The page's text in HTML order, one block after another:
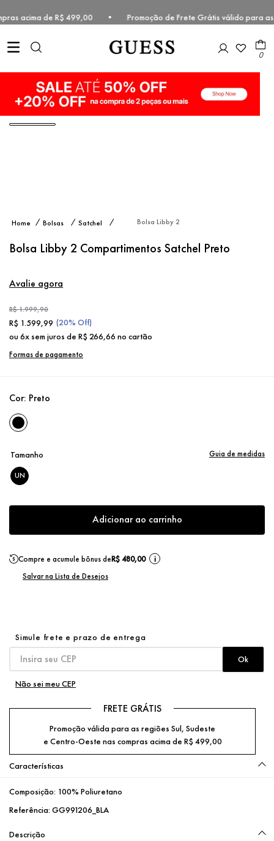
acima de R$ 499,00 • Promoção de Frete Grátis válido
0
Bolsas Satchel
Bolsa Libby 2
Compartimentos
Bolsa Libby 2 Compartimentos Satchel Preto
Avalie agora
R$1.999,90
R$ 1.599,99 (20% Off)
ou6x sem juros de R$ 266,66 no cartão
Formas de pagamento
Cor: Preto
Tamanho
UN
Guia de medidas
Adicionar ao carrinho
Compre e acumule bônus deR$ 480,00 i
Não sei meu CEP
FRETE GRÁTIS
Promoção válida para as regiões Sul, Sudeste
e Centro-Oeste nas compras acima de R$ 499,00
Características
Composição: 100% Poliuretano
Referência: GG991206_BLA
Descrição